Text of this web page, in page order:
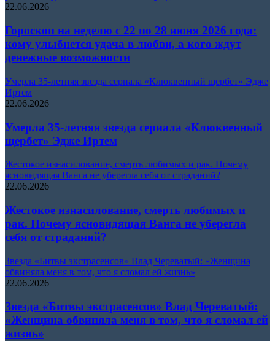
22.06.2026
Гороскоп на неделю с 22 по 28 июня 2026 года:
кому улыбнется удача в любви, а кого ждут
денежные возможности
Умерла 35-летняя звезда сериала «Клюквенный щербет» Эдже
Иртем
22.06.2026
Умерла 35-летняя звезда сериала «Клюквенный
щербет» Эдже Иртем
Жестокое изнасилование, смерть любимых и рак. Почему
ясновидящая Ванга не уберегла себя от страданий?
22.06.2026
Жестокое изнасилование, смерть любимых и
рак. Почему ясновидящая Ванга не уберегла
себя от страданий?
Звезда «Битвы экстрасенсов» Влад Череватый: «Женщина
обвиняла меня в том, что я сломал ей жизнь»
22.06.2026
Звезда «Битвы экстрасенсов» Влад Череватый:
«Женщина обвиняла меня в том, что я сломал ей
жизнь»